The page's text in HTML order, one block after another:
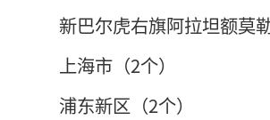
新巴尔虎右旗阿拉坦额莫
上海市（2个）
浦东新区（2个）